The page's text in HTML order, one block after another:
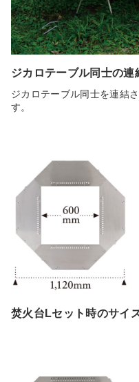
ジカロテーブル同士の連
ジカロテーブル同士を連結
す。
焚火台Lセット時のサイ